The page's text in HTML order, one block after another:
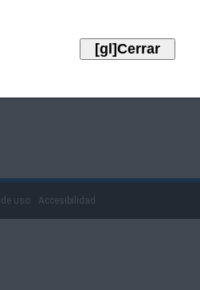
uso Accesibilidad